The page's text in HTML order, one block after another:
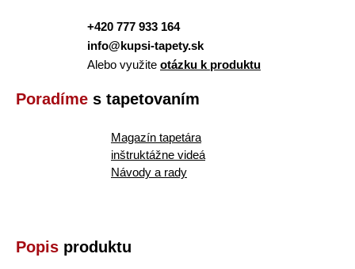
+420 777 933 164
info@kupsi-tapety.sk
Alebo využite otázku k produktu
Poradíme s tapetovaním
Magazín tapetára
inštruktážne videá
Návody a rady
Popis produktu